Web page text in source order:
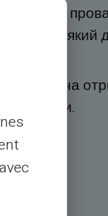
Світ і який
на
вирішити.